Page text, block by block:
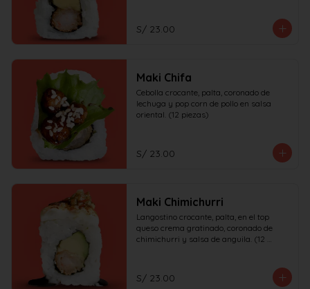
S/ 23.00
Maki Chifa
Cebolla crocante, palta, coronado de
lechuga y pop corn de pollo en salsa
oriental. (12 piezas)
S/ 23.00
Maki Chimichurri
Langostino crocante, palta, en el top
queso crema gratinado, coronado de
chimichurri y salsa de anguila. (12
S/ 23.00